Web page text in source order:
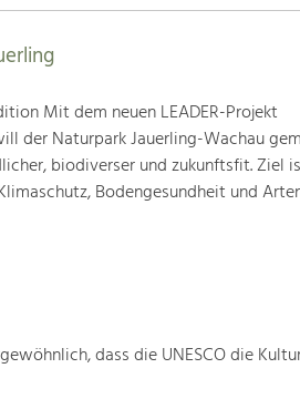
Mit dem neuen LEADER-Projekt
der Naturpark Jauerling-Wachau
biodiverser und zukunftsfit. Ziel
Bodengesundheit und
dass die UNESCO die